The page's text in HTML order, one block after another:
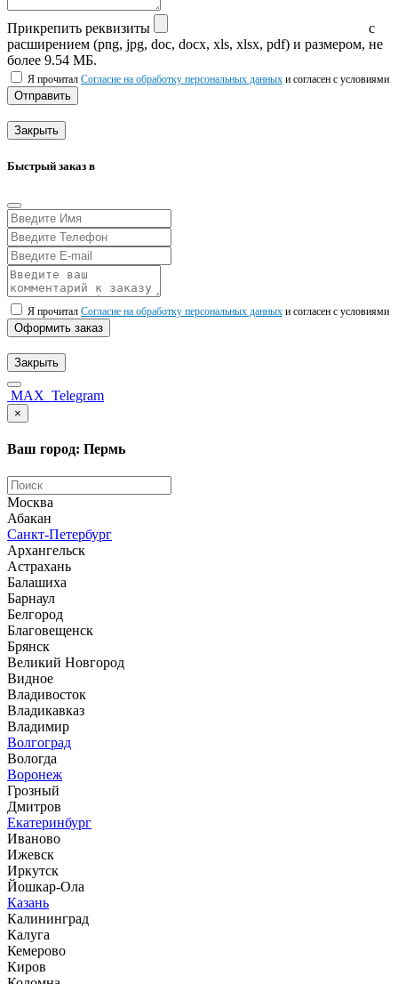
Прикрепить реквизиты
с
расширением (png, jpg, doc, docx, xls, xlsx, pdf) и размером, не
более 9.54 МБ.
Я прочитал Согласие на обработку персональных данных и согласен с условиями
Отправить
Закрыть
Быстрый заказ в
Я прочитал Согласие на обработку персональных данных и согласен с условиями
Оформить заказ
Закрыть
MAX Telegram
×
Ваш город: Пермь
Москва
Абакан
Санкт-Петербург
Архангельск
Астрахань
Балашиха
Барнаул
Белгород
Благовещенск
Брянск
Великий Новгород
Видное
Владивосток
Владикавказ
Владимир
Волгоград
Вологда
Воронеж
Грозный
Дмитров
Екатеринбург
Иваново
Ижевск
Иркутск
Йошкар-Ола
Казань
Калининград
Калуга
Кемерово
Киров